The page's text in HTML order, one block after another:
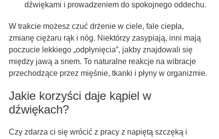
dźwiękami i prowadzeniem do spokojnego oddechu.
W trakcie możesz czuć drżenie w ciele, fale ciepła,
zmianę ciężaru rąk i nóg. Niektórzy zasypiają, inni mają
poczucie lekkiego „odpłynięcia”, jakby znajdowali się
między jawą a snem. To naturalne reakcje na wibracje
przechodzące przez mięśnie, tkanki i płyny w organizmie.
Jakie korzyści daje kąpiel w
dźwiękach?
Czy zdarza ci się wrócić z pracy z napiętą szczęką i